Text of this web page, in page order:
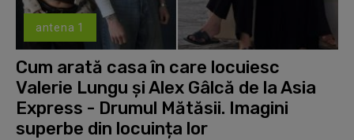
antena 1
Cum arată casa în care locuiesc
Valerie Lungu și Alex Gâlcă de la Asia
Express - Drumul Mătăsii. Imagini
superbe din locuința lor